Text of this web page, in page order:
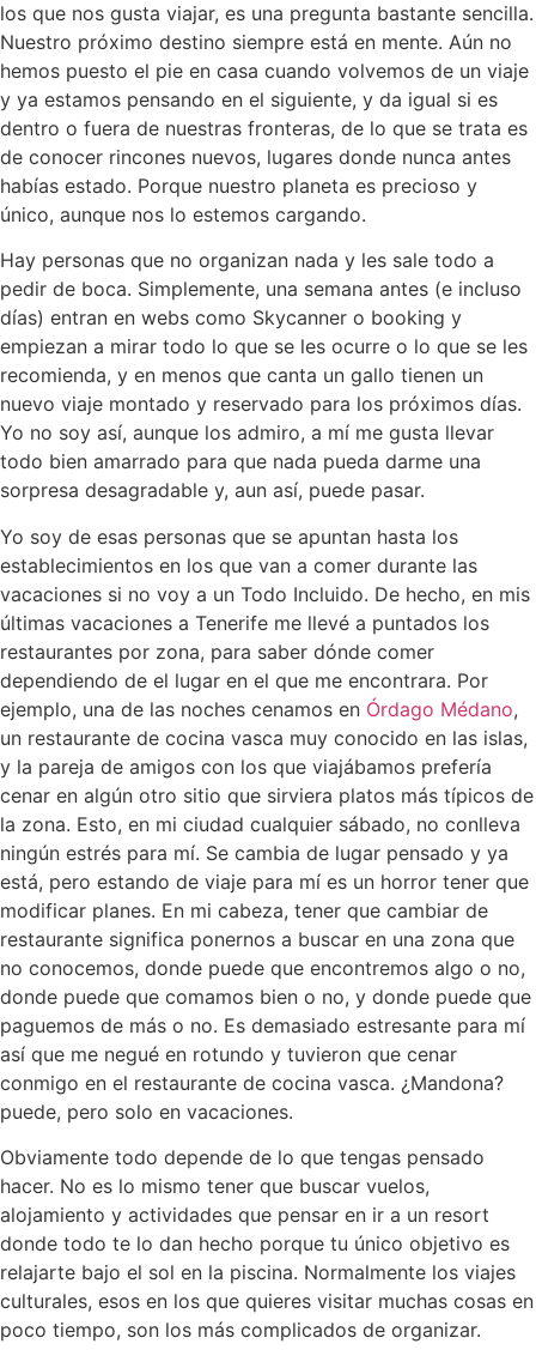
los que nos gusta viajar, es una pregunta bastante sencilla.
Nuestro próximo destino siempre está en mente. Aún no
hemos puesto el pie en casa cuando volvemos de un viaje
y ya estamos pensando en el siguiente, y da igual si es
dentro o fuera de nuestras fronteras, de lo que se trata es
de conocer rincones nuevos, lugares donde nunca antes
habías estado. Porque nuestro planeta es precioso y
único, aunque nos lo estemos cargando.
Hay personas que no organizan nada y les sale todo a
pedir de boca. Simplemente, una semana antes (e incluso
días) entran en webs como Skycanner o booking y
empiezan a mirar todo lo que se les ocurre o lo que se les
recomienda, y en menos que canta un gallo tienen un
nuevo viaje montado y reservado para los próximos días.
Yo no soy así, aunque los admiro, a mí me gusta llevar
todo bien amarrado para que nada pueda darme una
sorpresa desagradable y, aun así, puede pasar.
Yo soy de esas personas que se apuntan hasta los
establecimientos en los que van a comer durante las
vacaciones si no voy a un Todo Incluido. De hecho, en mis
últimas vacaciones a Tenerife me llevé a puntados los
restaurantes por zona, para saber dónde comer
dependiendo de el lugar en el que me encontrara. Por
ejemplo, una de las noches cenamos en Órdago Médano,
un restaurante de cocina vasca muy conocido en las islas,
y la pareja de amigos con los que viajábamos prefería
cenar en algún otro sitio que sirviera platos más típicos de
la zona. Esto, en mi ciudad cualquier sábado, no conlleva
ningún estrés para mí. Se cambia de lugar pensado y ya
está, pero estando de viaje para mí es un horror tener que
modificar planes. En mi cabeza, tener que cambiar de
restaurante significa ponernos a buscar en una zona que
no conocemos, donde puede que encontremos algo o no,
donde puede que comamos bien o no, y donde puede que
paguemos de más o no. Es demasiado estresante para mí
así que me negué en rotundo y tuvieron que cenar
conmigo en el restaurante de cocina vasca. ¿Mandona?
puede, pero solo en vacaciones.
Obviamente todo depende de lo que tengas pensado
hacer. No es lo mismo tener que buscar vuelos,
alojamiento y actividades que pensar en ir a un resort
donde todo te lo dan hecho porque tu único objetivo es
relajarte bajo el sol en la piscina. Normalmente los viajes
culturales, esos en los que quieres visitar muchas cosas en
poco tiempo, son los más complicados de organizar.